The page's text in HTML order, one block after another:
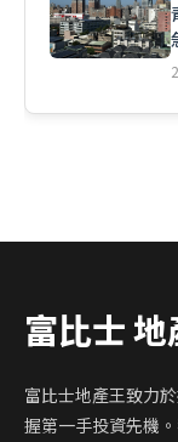
富比士 地
富比士地產王致力
握第一手投資先機